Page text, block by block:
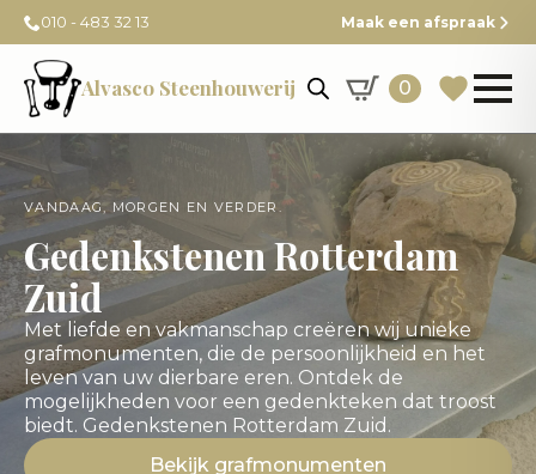
010 - 483 32 13 Maak een afspraak
Alvasco Steenhouwerij 0
VANDAAG, MORGEN EN VERDER.
Gedenkstenen Rotterdam
Zuid
Met liefde en vakmanschap creëren wij unieke
grafmonumenten, die de persoonlijkheid en het
leven van uw dierbare eren. Ontdek de
mogelijkheden voor een gedenkteken dat troost
biedt. Gedenkstenen Rotterdam Zuid.
Bekijk grafmonumenten